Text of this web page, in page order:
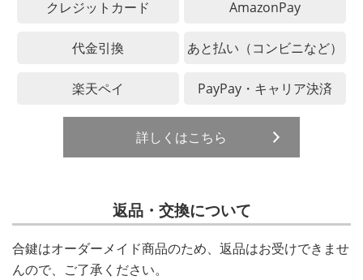
クレジットカード AmazonPay
代金引換 あと払い（コンビニなど）
楽天ペイ PayPay・キャリア決済
詳しくはこちら
返品・交換について
合鍵はオーダーメイド商品のため、返品はお受けできませ
んので、ご了承ください。